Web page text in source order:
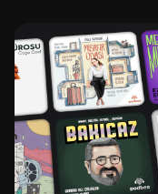
Filtrele
DINLENME
DURUMU
Dinlenmedi
Dinlendi
SIRALAMA